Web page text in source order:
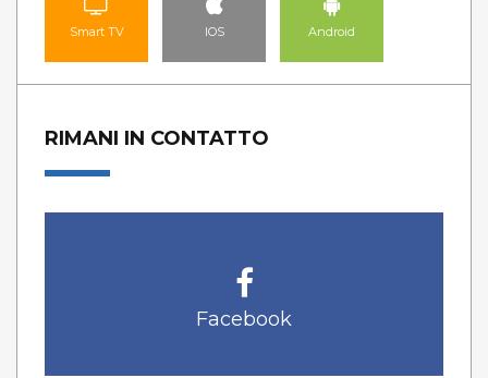
Smart TV IOS Android
RIMANI IN CONTATTO
Facebook